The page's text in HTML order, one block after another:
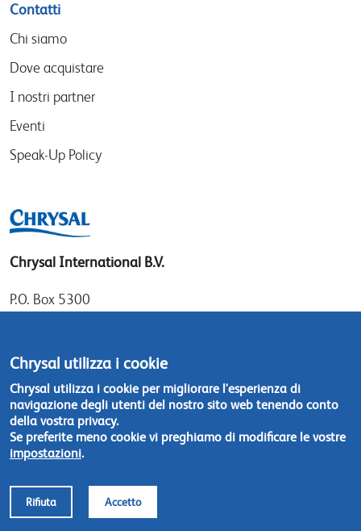
Contatti
Chi siamo
Dove acquistare
I nostri partner
Eventi
Speak-Up Policy
Chrysal International B.V.
P.O. Box 5300
1411 DD Naarden
The Netherlands
Tel: +31 (0)35 - 695 58 88
Contattateci
Footer
© Chrysal 2018
Chrysal utilizza i cookie
Chrysal utilizza i cookie per migliorare l'esperienza di
navigazione degli utenti del nostro sito web tenendo conto
della vostra privacy.
Se preferite meno cookie vi preghiamo di modificare le vostre
impostazioni.
Rifiuta Accetto